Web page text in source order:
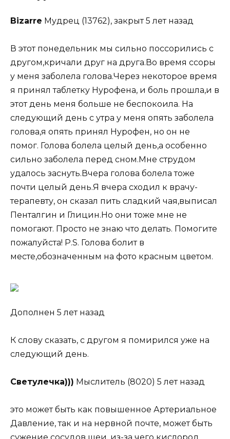
Bizarre Мудрец (13762), закрыт 5 лет назад
В этот понедельник мы сильно поссорились с
другом,кричали друг на друга.Во время ссоры
у меня заболела голова.Через некоторое время
я принял таблетку Нурофена, и боль прошла,и в
этот день меня больше не беспокоила. На
следующий день с утра у меня опять заболела
голова,я опять принял Нурофен, но он не
помог. Голова болела целый день,а особенно
сильно заболела перед сном.Мне струдом
удалось заснуть.Вчера голова болела тоже
почти целый день.Я вчера сходил к врачу-
терапевту, он сказал пить сладкий чая,выписал
Пенталгин и Глицин.Но они тоже мне не
помогают. Просто не знаю что делать. Помогите
пожалуйста! P.S. Голова болит в
месте,обозначенным на фото красным цветом.
Дополнен 5 лет назад
К слову сказать, с другом я помирился уже на
следующий день.
Светулечка))) Мыслитель (8020) 5 лет назад
это может быть как повышенное Артериальное
Давление, так и на нервной почте, может быть